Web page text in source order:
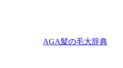
AGA髪の毛大辞典